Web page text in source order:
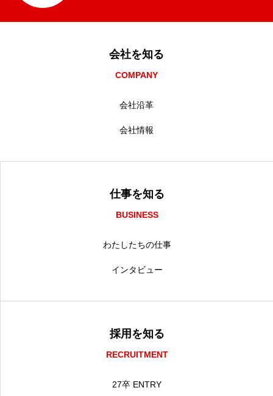
会社を知る
COMPANY
会社沿革
会社情報
仕事を知る
BUSINESS
わたしたちの仕事
インタビュー
採用を知る
RECRUITMENT
27卒 ENTRY